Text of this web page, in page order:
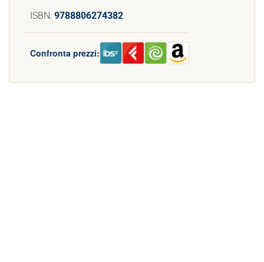
ISBN: 9788806274382
Confronta prezzi: